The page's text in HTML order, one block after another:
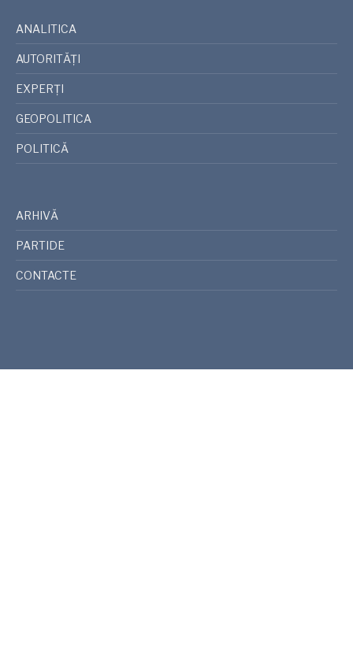
ANALITICA
AUTORITĂȚI
EXPERȚI
GEOPOLITICA
POLITICĂ
ARHIVĂ
PARTIDE
CONTACTE